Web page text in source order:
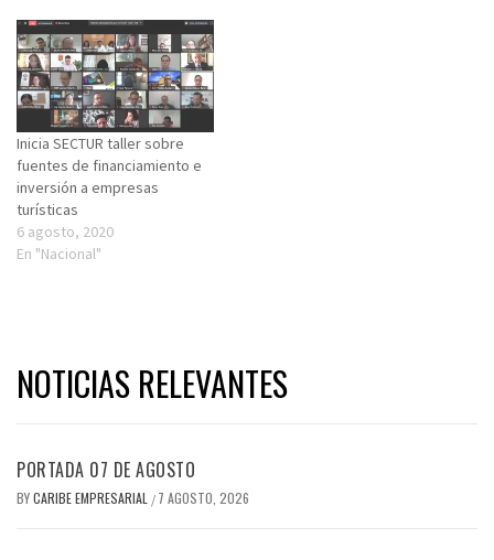
Inicia SECTUR taller sobre
fuentes de financiamiento e
inversión a empresas
turísticas
6 agosto, 2020
En "Nacional"
NOTICIAS RELEVANTES
PORTADA 07 DE AGOSTO
BYCARIBE EMPRESARIAL / 7 AGOSTO, 2026